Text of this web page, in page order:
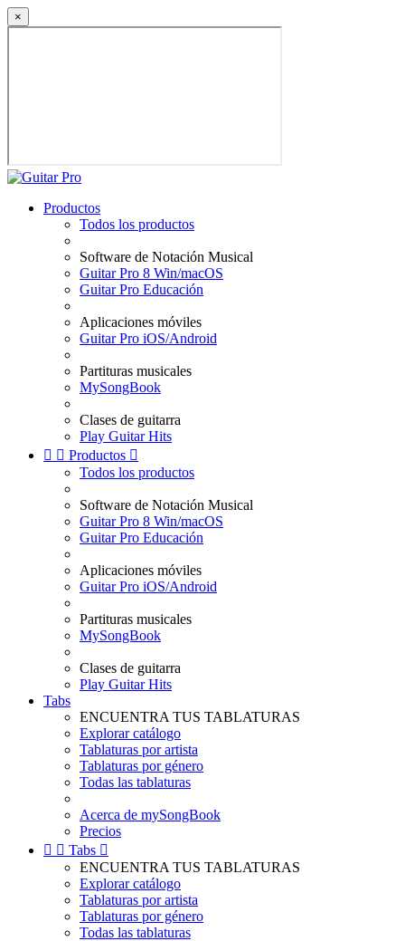
×
Productos
Todos los productos
Software de Notación Musical
Guitar Pro 8 Win/macOS
Guitar Pro Educación
Aplicaciones móviles
Guitar Pro iOS/Android
Partituras musicales
MySongBook
Clases de guitarra
Play Guitar Hits
  Productos 
Todos los productos
Software de Notación Musical
Guitar Pro 8 Win/macOS
Guitar Pro Educación
Aplicaciones móviles
Guitar Pro iOS/Android
Partituras musicales
MySongBook
Clases de guitarra
Play Guitar Hits
Tabs
ENCUENTRA TUS TABLATURAS
Explorar catálogo
Tablaturas por artista
Tablaturas por género
Todas las tablaturas
Acerca de mySongBook
Precios
  Tabs 
ENCUENTRA TUS TABLATURAS
Explorar catálogo
Tablaturas por artista
Tablaturas por género
Todas las tablaturas